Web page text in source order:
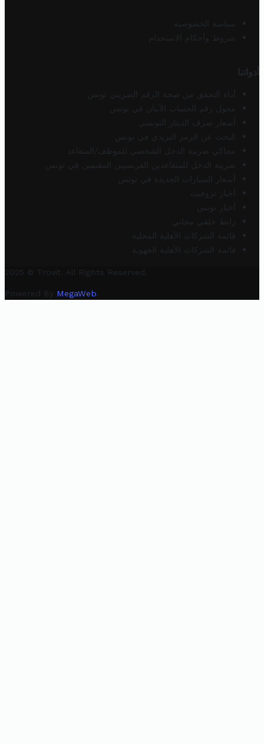
سياسة الخصوصية
شروط وأحكام الاستخدام
أدواتنا
أداة التحقق من صحة الرقم الضريبي تونس
محول رقم الحساب الآيبان في تونس
أسعار صرف الدينار التونسي
البحث عن الرمز البريدي في تونس
محاكي ضريبة الدخل الشخصي للموظف/المتقاعد
ضريبة الدخل للمتقاعدين الفرنسيين المقيمين في تونس
أسعار السيارات الجديدة في تونس
أخبار تروفيت
أخبار تونس
رابط خلفي مجاني
قائمة الشركات الأهلية المحلية
قائمة الشركات الأهلية الجهوية
2025 © Trovit. All Rights Reserved.
Powered By MegaWeb